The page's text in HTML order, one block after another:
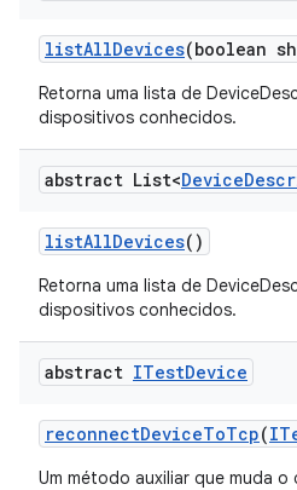
listAllDevices(boolean
Retorna uma lista de
dispositivos conhecidos.
abstract List<Device
listAllDevices()
Retorna uma lista de
dispositivos conhecidos.
abstract ITestDevice
reconnectDeviceToTcp(
Um método auxiliar que muda o